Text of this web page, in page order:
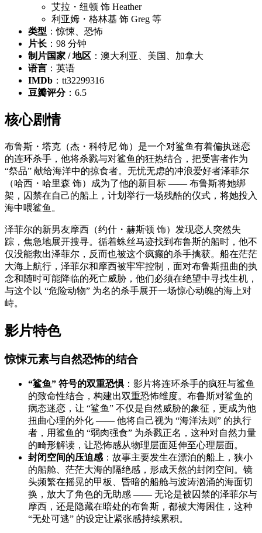
艾拉・纽顿 饰 Heather
利亚姆・格林基 饰 Greg 等
类型 ：惊悚、恐怖
片长 ：98 分钟
制片国家 / 地区 ：澳大利亚、美国、加拿大
语言 ：英语
IMDb ：tt32299316
豆瓣评分：6.5
核心剧情
布鲁斯・塔克（杰・科特尼 饰）是一个对鲨鱼有着偏执迷恋
的连环杀手，他将杀戮与对鲨鱼的狂热结合，把受害者作为
“祭品” 献给海洋中的掠食者。无忧无虑的冲浪爱好者泽菲尔
（哈西・哈里森 饰）成为了他的新目标 —— 布鲁斯将她绑
架，囚禁在自己的船上，计划举行一场残酷的仪式，将她投入
海中喂鲨鱼。
泽菲尔的新男友摩西（约什・赫斯顿 饰）发现恋人突然失
踪，焦急地展开搜寻。循着蛛丝马迹找到布鲁斯的船时，他不
仅没能救出泽菲尔，反而也被这个疯癫的杀手擒获。船在茫茫
大海上航行，泽菲尔和摩西被牢牢控制，面对布鲁斯扭曲的执
念和随时可能降临的死亡威胁，他们必须在绝望中寻找生机，
与这个以 “危险动物” 为名的杀手展开一场惊心动魄的海上对
峙。
影片特色
惊悚元素与自然恐怖的结合
“鲨鱼” 符号的双重恐惧 ：影片将连环杀手的疯狂与鲨鱼
的致命性结合，构建出双重恐怖维度。布鲁斯对鲨鱼的
病态迷恋，让 “鲨鱼” 不仅是自然威胁的象征，更成为他
扭曲心理的外化 —— 他将自己视为 “海洋法则” 的执行
者，用鲨鱼的 “弱肉强食” 为杀戮正名，这种对自然力量
的畸形解读，让恐怖感从物理层面延伸至心理层面。
封闭空间的压迫感 ：故事主要发生在漂泊的船上，狭小
的船舱、茫茫大海的隔绝感，形成天然的封闭空间。镜
头频繁在摇晃的甲板、昏暗的船舱与波涛汹涌的海面切
换，放大了角色的无助感 —— 无论是被囚禁的泽菲尔与
摩西，还是隐藏在暗处的布鲁斯，都被大海困住，这种
“无处可逃” 的设定让紧张感持续累积。